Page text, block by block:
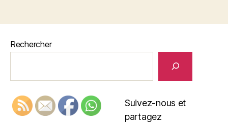
Rechercher
Suivez-nous et
partagez